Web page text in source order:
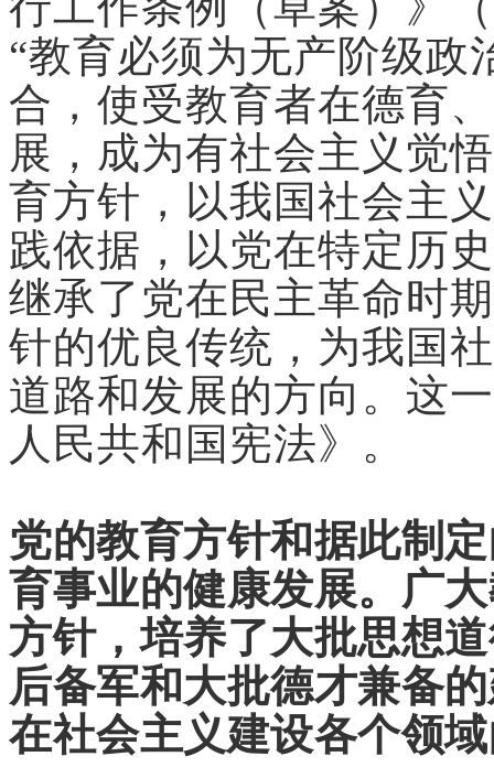
“教育必须为无产阶级政
合，使受教育者在德育
展，成为有社会主义觉
育方针，以我国社会主
践依据，以党在特定历
继承了党在民主革命时
针的优良传统，为我国
道路和发展的方向。这
人民共和国宪法》。
党的教育方针和据此制
育事业的健康发展。广
方针，培养了大批思想
后备军和大批德才兼备
在社会主义建设各个领